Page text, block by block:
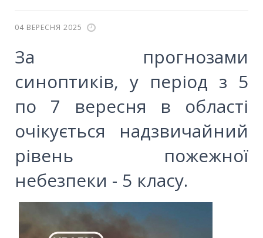
04 ВЕРЕСНЯ 2025
За прогнозами
синоптиків, у період з 5
по 7 вересня в області
очікується надзвичайний
рівень пожежної
небезпеки - 5 класу.